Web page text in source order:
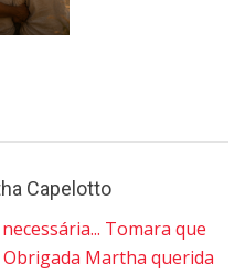
Capelotto
Tomara que
Martha querida